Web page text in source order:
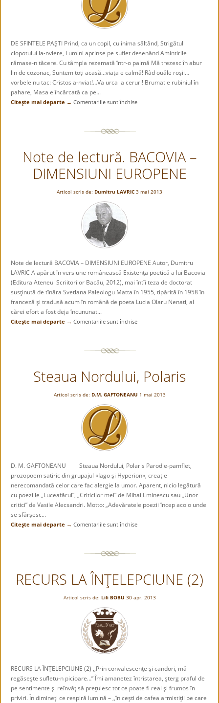
DE SFINTELE PAŞTI Prind, ca un copil, cu inima săltând, Strigătul
clopotului la-nviere, Lumini aprinse pe suflet desenând Amintirile
rămase-n tăcere. Cu tâmpla rezemată într-o palmă Mă trezesc în abur
lin de cozonac, Suntem toţi acasă…viaţa e calmă! Râd ouăle roşii…
vorbele nu tac: Cristos a-nviat!…Va urca la ceruri! Brumat e rubiniul în
pahare, Masa e încărcată ca pe...
Citeşte mai departe → Comentariile sunt închise
Note de lectură. BACOVIA –
DIMENSIUNI EUROPENE
Articol scris de: Dumitru LAVRIC 3 mai 2013
Note de lectură BACOVIA – DIMENSIUNI EUROPENE Autor, Dumitru
LAVRIC A apărut în versiune românească Existenţa poetică a lui Bacovia
(Editura Ateneul Scriitorilor Bacău, 2012), mai întîi teza de doctorat
susţinută de tînăra Svetlana Paleologu Matta în 1955, tipărită în 1958 în
franceză şi tradusă acum în română de poeta Lucia Olaru Nenati, al
cărei efort a fost deja încununat...
Citeşte mai departe → Comentariile sunt închise
DIMENSIUNI
Steaua Nordului, Polaris
Articol scris de: D.M. GAFTONEANU 1 mai 2013
D. M. GAFTONEANU Steaua Nordului, Polaris Parodie-pamflet,
prozopoem satiric din grupajul «Iago şi Hyperion», creaţie
nerecomandată celor care fac alergie la umor. Aparent, nicio legătură
cu poeziile „Luceafărul”, „Criticilor mei” de Mihai Eminescu sau „Unor
critici” de Vasile Alecsandri. Motto: „Adevăratele poezii încep acolo unde
se sfârşesc...
Citeşte mai departe → Comentariile sunt închise
RECURS LA ÎNŢELEPCIUNE (2)
Articol scris de: Lili BOBU 30 apr. 2013
RECURS LA ÎNŢELEPCIUNE (2) ,,Prin convalescenţe şi candori, mă
regăseşte sufletu-n picioare…” Îmi amanetez întristarea, şterg praful de
pe sentimente şi reînvăţ să preţuiesc tot ce poate fi real şi frumos în
priviri. În dimineţi ce respiră lumină – ,,în ceşti de cafea armistiţii pe care